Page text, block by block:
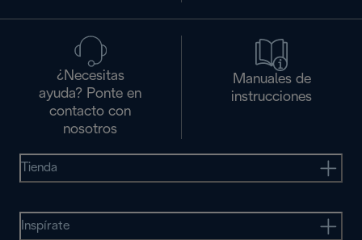
¿Necesitas
ayuda? Ponte en
contacto con
nosotros
Manuales de
instrucciones
Tienda
Inspírate